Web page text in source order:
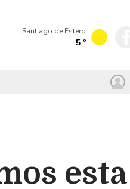
Santiago de Estero
5 º
esta